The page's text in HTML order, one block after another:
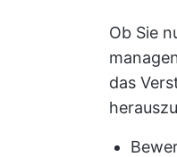
Ob Sie
das